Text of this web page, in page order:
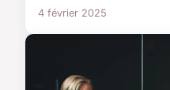
4 février 2025